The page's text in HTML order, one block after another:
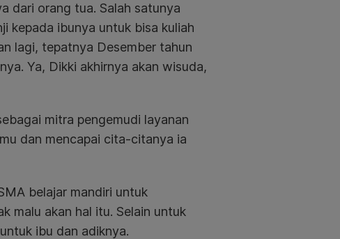
dari orang tua. Salah satunya
kepada ibunya untuk bisa kuliah
lagi, tepatnya Desember tahun
Ya, Dikki akhirnya akan wisuda,
mitra pengemudi layanan
dan mencapai cita-citanya ia
belajar mandiri untuk
malu akan hal itu. Selain untuk
ibu dan adiknya.